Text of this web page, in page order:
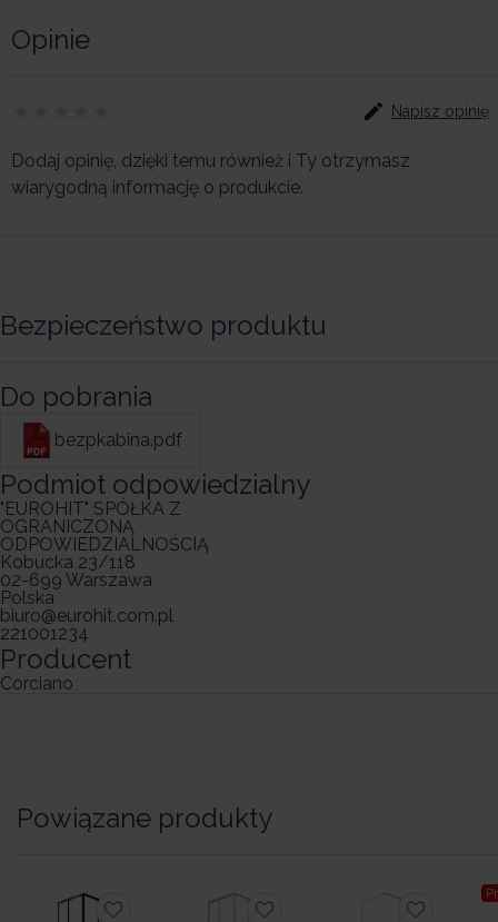
Opinie
Napisz opinię
Dodaj opinię, dzięki temu również i Ty otrzymasz
wiarygodną informację o produkcie.
Bezpieczeństwo produktu
Do pobrania
bezpkabina.pdf
Podmiot odpowiedzialny
"EUROHIT" SPÓŁKA Z
OGRANICZONĄ
ODPOWIEDZIALNOŚCIĄ
Kobucka 23/118
02-699 Warszawa
Polska
biuro@eurohit.com.pl
221001234
Producent
Corciano
Powiązane produkty